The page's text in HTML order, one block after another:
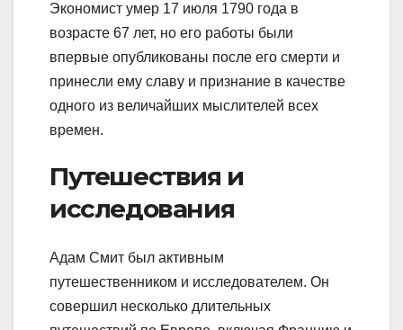
Экономист умер 17 июля 1790 года в
возрасте 67 лет, но его работы были
впервые опубликованы после его смерти и
принесли ему славу и признание в качестве
одного из величайших мыслителей всех
времен.
Путешествия и
исследования
Адам Смит был активным
путешественником и исследователем. Он
совершил несколько длительных